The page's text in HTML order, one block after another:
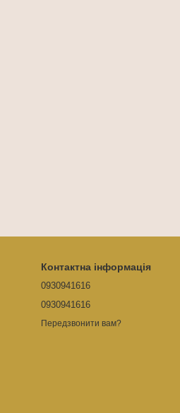
Контактна інформація
0930941616
0930941616
Передзвонити вам?